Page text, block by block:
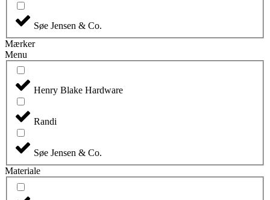
Søe Jensen & Co.
Mærker
Menu
Henry Blake Hardware
Randi
Søe Jensen & Co.
Materiale